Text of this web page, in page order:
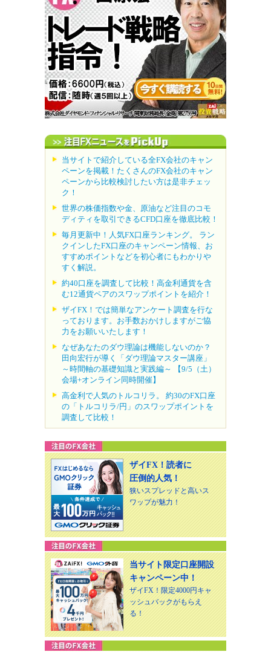
当サイトで紹介している全FX会社のキャン
ペーンを掲載！たくさんのFX会社のキャン
ペーンから比較検討したい方は是非チェッ
ク！
世界の株価指数や金、原油など注目のコモ
ディティを取引できるCFD口座を徹底比較！
毎月更新中！人気FX口座ランキング。 ラン
クインしたFX口座のキャンペーン情報、お
すすめポイントなどを初心者にもわかりや
すく解説。
約40口座を調査して比較！高金利通貨を含
む12通貨ペアのスワップポイントを紹介！
ザイFX！では簡単なアンケート調査を行な
っております。お手数おかけしますがご協
力をお願いいたします！
なぜあなたのダウ理論は機能しないのか？
田向宏行が導く「ダウ理論マスター講座」
～時間軸の基礎知識と実践編～ 【9/5（土）
会場+オンライン同時開催】
高金利で人気のトルコリラ。 約30のFX口座
の「トルコリラ/円」のスワップポイントを
調査して比較！
ザイFX！読者に
圧倒的人気！
狭いスプレッドと高いス
ワップが魅力！
当サイト限定口座開設
キャンペーン中！
ザイFX！限定4000円キャ
ッシュバックがもらえ
る！